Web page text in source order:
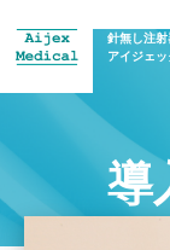
針無し注
アイジェ
導